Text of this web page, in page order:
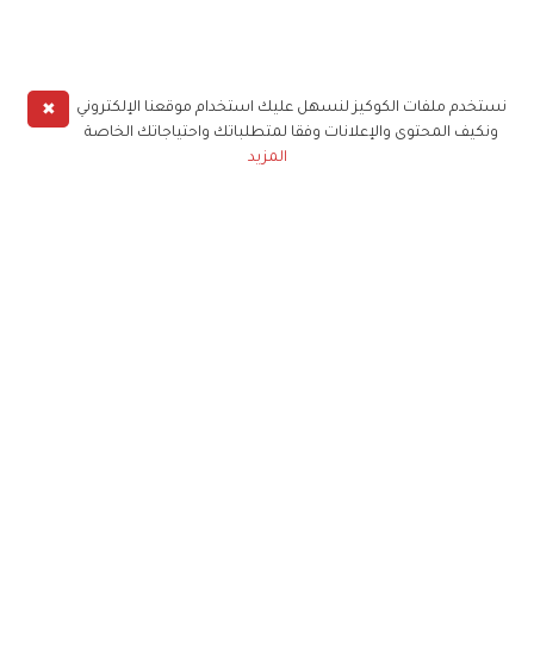
✖
نستخدم ملفات الكوكيز لنسهل عليك استخدام موقعنا الإلكتروني
ونكيف المحتوى والإعلانات وفقا لمتطلباتك واحتياجاتك الخاصة
المزيد